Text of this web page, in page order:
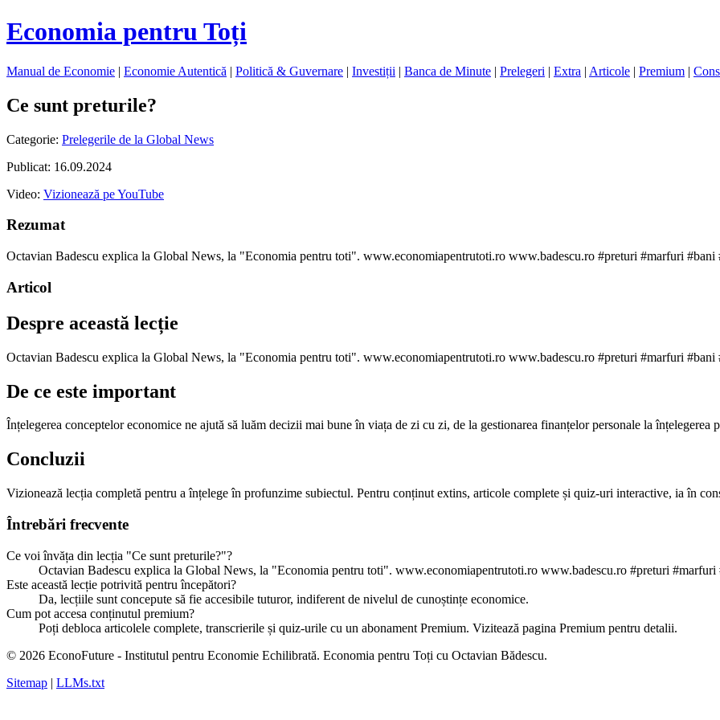
Economia pentru Toți
Manual de Economie | Economie Autentică | Politică & Guvernare | Investiții | Banca de Minute | Prelegeri | Extra | Articole | Premium |
Ce sunt preturile?
Categorie: Prelegerile de la Global News
Publicat: 16.09.2024
Video: Vizionează pe YouTube
Rezumat
Octavian Badescu explica la Global News, la "Economia pentru toti". www.economiapentrutoti.ro www.badescu.ro #preturi #marfuri #bani
Articol
Despre această lecție
Octavian Badescu explica la Global News, la "Economia pentru toti". www.economiapentrutoti.ro www.badescu.ro #preturi #marfuri #bani
De ce este important
Înțelegerea conceptelor economice ne ajută să luăm decizii mai bune în viața de zi cu zi, de la gestionarea finanțelor personale la înțelegerea
Concluzii
Vizionează lecția completă pentru a înțelege în profunzime subiectul. Pentru conținut extins, articole complete și quiz-uri interactive, ia în
Întrebări frecvente
Ce voi învăța din lecția "Ce sunt preturile?"?
Octavian Badescu explica la Global News, la "Economia pentru toti". www.economiapentrutoti.ro www.badescu.ro #preturi #marfuri
Este această lecție potrivită pentru începători?
Da, lecțiile sunt concepute să fie accesibile tuturor, indiferent de nivelul de cunoștințe economice.
Cum pot accesa conținutul premium?
Poți debloca articolele complete, transcrierile și quiz-urile cu un abonament Premium. Vizitează pagina Premium pentru detalii.
© 2026 EconoFuture - Institutul pentru Economie Echilibrată. Economia pentru Toți cu Octavian Bădescu.
Sitemap | LLMs.txt